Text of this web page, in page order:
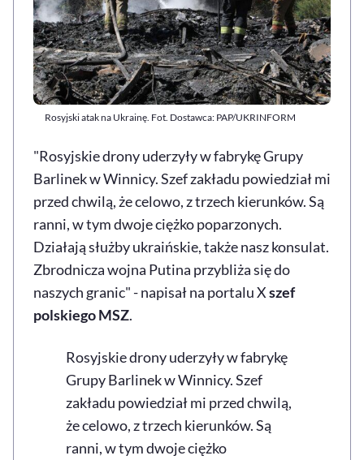
Rosyjski atak na Ukrainę. Fot. Dostawca: PAP/UKRINFORM
"Rosyjskie drony uderzyły w fabrykę Grupy
Barlinek w Winnicy. Szef zakładu powiedział mi
przed chwilą, że celowo, z trzech kierunków. Są
ranni, w tym dwoje ciężko poparzonych.
Działają służby ukraińskie, także nasz konsulat.
Zbrodnicza wojna Putina przybliża się do
naszych granic" - napisał na portalu Xszef
polskiego MSZ.
Rosyjskie drony uderzyły w fabrykę
Grupy Barlinek w Winnicy. Szef
zakładu powiedział mi przed chwilą,
że celowo, z trzech kierunków. Są
ranni, w tym dwoje ciężko